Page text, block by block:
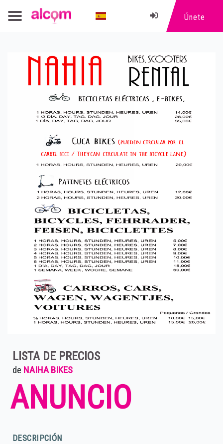
Únete
LISTA DE PRECIOS
de NAIHA BIKES
ANUNCIO
DESCRIPCIÓN